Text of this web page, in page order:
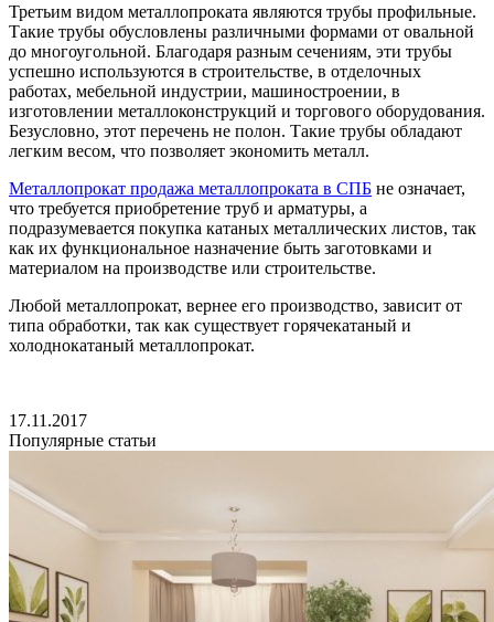
Третьим видом металлопроката являются трубы профильные.
Такие трубы обусловлены различными формами от овальной
до многоугольной. Благодаря разным сечениям, эти трубы
успешно используются в строительстве, в отделочных
работах, мебельной индустрии, машиностроении, в
изготовлении металлоконструкций и торгового оборудования.
Безусловно, этот перечень не полон. Такие трубы обладают
легким весом, что позволяет экономить металл.
Металлопрокат продажа металлопроката в СПБ не означает,
что требуется приобретение труб и арматуры, а
подразумевается покупка катаных металлических листов, так
как их функциональное назначение быть заготовками и
материалом на производстве или строительстве.
Любой металлопрокат, вернее его производство, зависит от
типа обработки, так как существует горячекатаный и
холоднокатаный металлопрокат.
17.11.2017
Популярные статьи